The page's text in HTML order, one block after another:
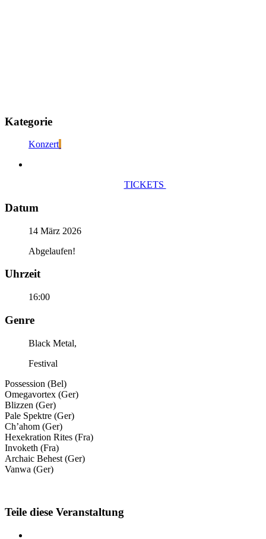
Kategorie
Konzert
TICKETS
Datum
14 März 2026
Abgelaufen!
Uhrzeit
16:00
Genre
Black Metal,
Festival
Possession (Bel)
Omegavortex (Ger)
Blizzen (Ger)
Pale Spektre (Ger)
Ch’ahom (Ger)
Hexekration Rites (Fra)
Invoketh (Fra)
Archaic Behest (Ger)
Vanwa (Ger)
Teile diese Veranstaltung